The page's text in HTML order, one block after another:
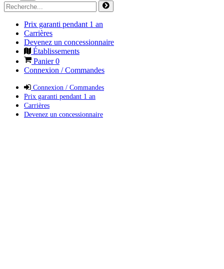
Prix garanti pendant 1 an
Carrières
Devenez un concessionnaire
Établissements
Panier0
Connexion / Commandes
Connexion / Commandes
Prix garanti pendant 1 an
Carrières
Devenez un concessionnaire